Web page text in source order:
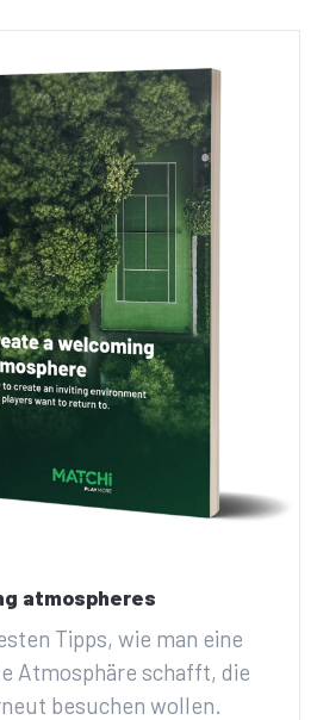
atmospheres
Tipps, wie man eine
Atmosphäre schafft, die
besuchen wollen.